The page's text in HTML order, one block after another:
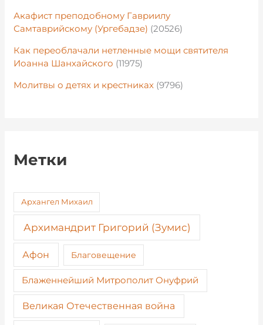
Акафист преподобному Гавриилу
Самтаврийскому (Ургебадзе) (20526)
Как переоблачали нетленные мощи святителя
Иоанна Шанхайского (11975)
Молитвы о детях и крестниках (9796)
Метки
Архангел Михаил
Архимандрит Григорий (Зумис)
Афон Благовещение
Блаженнейший Митрополит Онуфрий
Великая Отечественная война